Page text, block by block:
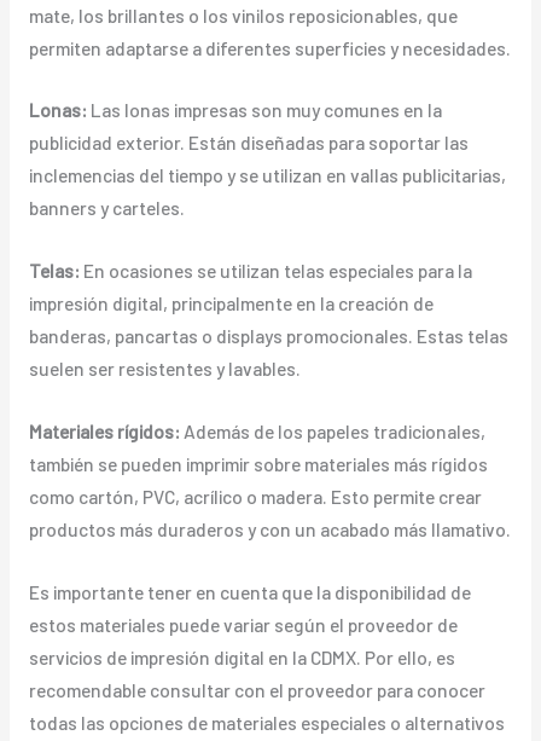
mate, los brillantes o los vinilos reposicionables, que
permiten adaptarse a diferentes superficies y necesidades.
Lonas: Las lonas impresas son muy comunes en la
publicidad exterior. Están diseñadas para soportar las
inclemencias del tiempo y se utilizan en vallas publicitarias,
banners y carteles.
Telas: En ocasiones se utilizan telas especiales para la
impresión digital, principalmente en la creación de
banderas, pancartas o displays promocionales. Estas telas
suelen ser resistentes y lavables.
Materiales rígidos: Además de los papeles tradicionales,
también se pueden imprimir sobre materiales más rígidos
como cartón, PVC, acrílico o madera. Esto permite crear
productos más duraderos y con un acabado más llamativo.
Es importante tener en cuenta que la disponibilidad de
estos materiales puede variar según el proveedor de
servicios de impresión digital en la CDMX. Por ello, es
recomendable consultar con el proveedor para conocer
todas las opciones de materiales especiales o alternativos